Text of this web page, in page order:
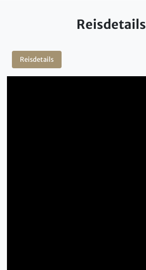
Reisdetails
Reisdetails